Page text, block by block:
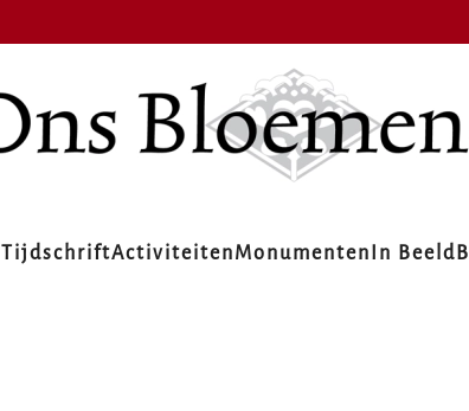
TijdschriftActiviteitenMonumenten In Beeld